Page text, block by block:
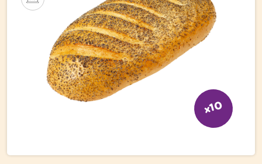
Hitta din grossist
Hållbarhet
Jobba hos oss
Kontakta oss
Glassutbildningar
x10